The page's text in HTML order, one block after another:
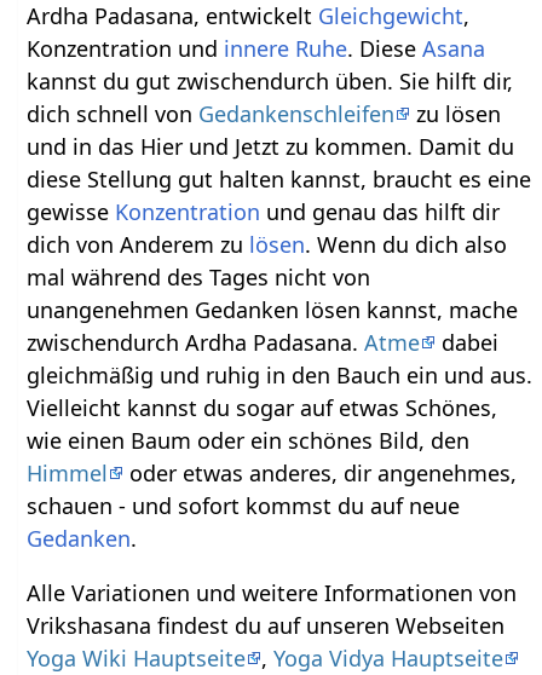
Ardha Padasana, entwickelt Gleichgewicht,
Konzentration und innere Ruhe. DieseAsana
kannst du gut zwischendurch üben. Sie hilft dir,
dich schnell von Gedankenschleifen
zu lösen
und in das Hier und Jetzt zu kommen. Damit du
diese Stellung gut halten kannst, braucht es eine
gewisse Konzentration und genau das hilft dir
dich von Anderem zu lösen. Wenn du dich also
mal während des Tages nicht von
unangenehmen Gedanken lösen kannst, mache
zwischendurch Ardha Padasana.Atme
dabei
gleichmäßig und ruhig in den Bauch ein und aus.
Vielleicht kannst du sogar auf etwas Schönes,
wie einen Baum oder ein schönes Bild, den
Himmel
oder etwas anderes, dir angenehmes,
schauen - und sofort kommst du auf neue
Gedanken.
Alle Variationen und weitere Informationen von
Vrikshasana findest du auf unseren Webseiten
Yoga Wiki Hauptseite ,Yoga Vidya Hauptseite